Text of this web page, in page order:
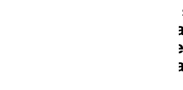
Sanitarios andaluces
concentran en toda
«por el incremento
agresiones al